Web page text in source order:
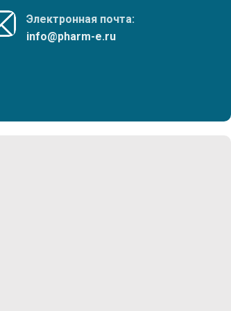
Электронная почта:
info@pharm-e.ru